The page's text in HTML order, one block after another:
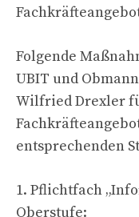
Folgende
UBIT und Obmann
Wilfried Drexler
entsprechenden
1. Pflichtfach
Oberstufe: